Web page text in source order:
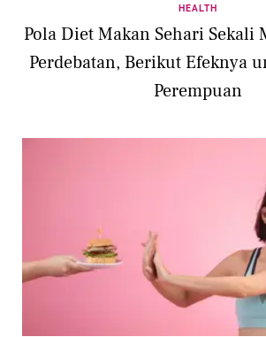
HEALTH
Pola Diet Makan Sehari Sekali
Perdebatan, Berikut Efeknya
Perempuan